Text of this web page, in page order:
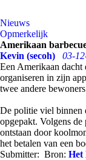
Nieuws
Opmerkelijk
Amerikaan
Kevin (secoh)
03-
Een Amerikaan dacht
organiseren in zijn
twee andere
De politie viel binnen
opgepakt. Volgens
ontstaan door
het betalen van een
Submitter: Bron: Het